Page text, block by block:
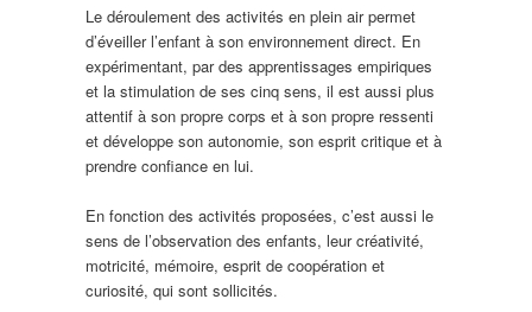
Le déroulement des activités en plein air permet
d’éveiller l’enfant à son environnement direct. En
expérimentant, par des apprentissages empiriques
et la stimulation de ses cinq sens, il est aussi plus
attentif à son propre corps et à son propre ressenti
et développe son autonomie, son esprit critique et à
prendre confiance en lui.
En fonction des activités proposées, c’est aussi le
sens de l’observation des enfants, leur créativité,
motricité, mémoire, esprit de coopération et
curiosité, qui sont sollicités.